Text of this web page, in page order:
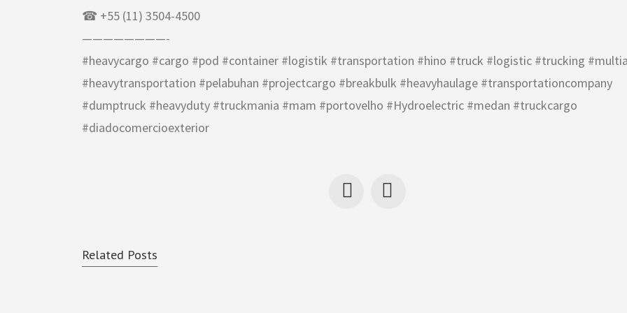
☎ +55 (11) 3504-4500
————————-
#heavycargo #cargo #pod #container #logistik #transportation #hino #truck #logistic #trucking
#heavytransportation #pelabuhan #projectcargo #breakbulk #heavyhaulage #transportationcompany
#dumptruck #heavyduty #truckmania #mam #portovelho #Hydroelectric #medan #truckcargo
#diadocomercioexterior
Related Posts